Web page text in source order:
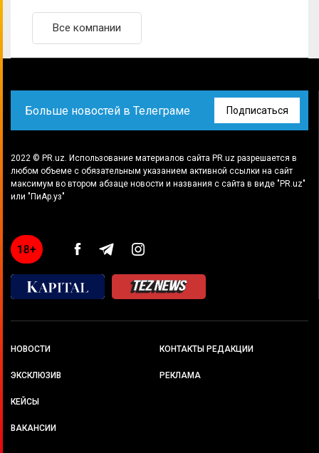
Маркетолог
Маркетолог-аналитик
Менеджер по внутренним коммуникациям
Менеджер по медиапланированию
Менеджер по рекламе
Менеджер по рекламным проектам
Продуктовый маркетолог
Руководитель отдела маркетинга
Специалист в отдел маркетинга
Специалист по HR-брендингу
Специалист по рекламе
Все компании
Больше новостей в Телеграме Подписаться
2022 © PR.uz. Использование материалов сайта PR.uz разрешается в
любом объеме с обязательным указанием активной ссылки на сайт
максимум во втором абзаце новости и названия с сайта в виде "PR.uz"
или "ПиАр.уз"
НОВОСТИ
ЭКСКЛЮЗИВ
КЕЙСЫ
ВАКАНСИИ
КОНТАКТЫ РЕДАКЦИИ
РЕКЛАМА